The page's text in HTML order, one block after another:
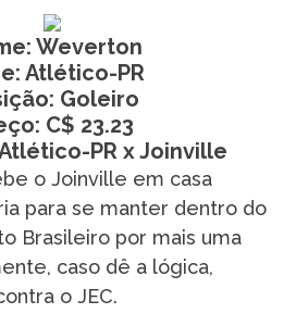
Weverton
Atlético-PR
Goleiro
C$ 23.23
PR x Joinville
o Joinville em casa
para se manter dentro do
Brasileiro por mais uma
caso dê a lógica,
o JEC.